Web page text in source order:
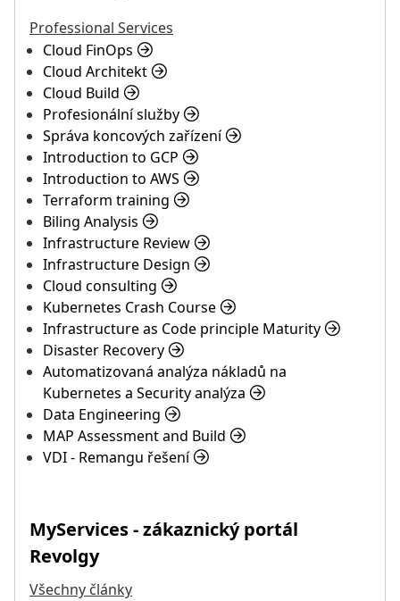
Professional Services
Cloud FinOps
Cloud Architekt
Cloud Build
Profesionální služby
Správa koncových zařízení
Introduction to GCP
Introduction to AWS
Terraform training
Biling Analysis
Infrastructure Review
Infrastructure Design
Cloud consulting
Kubernetes Crash Course
Infrastructure as Code principle Maturity
Disaster Recovery
Automatizovaná analýza nákladů na
Kubernetes a Security analýza
Data Engineering
MAP Assessment and Build
VDI - Remangu řešení
MyServices - zákaznický portál
Revolgy
Všechny články